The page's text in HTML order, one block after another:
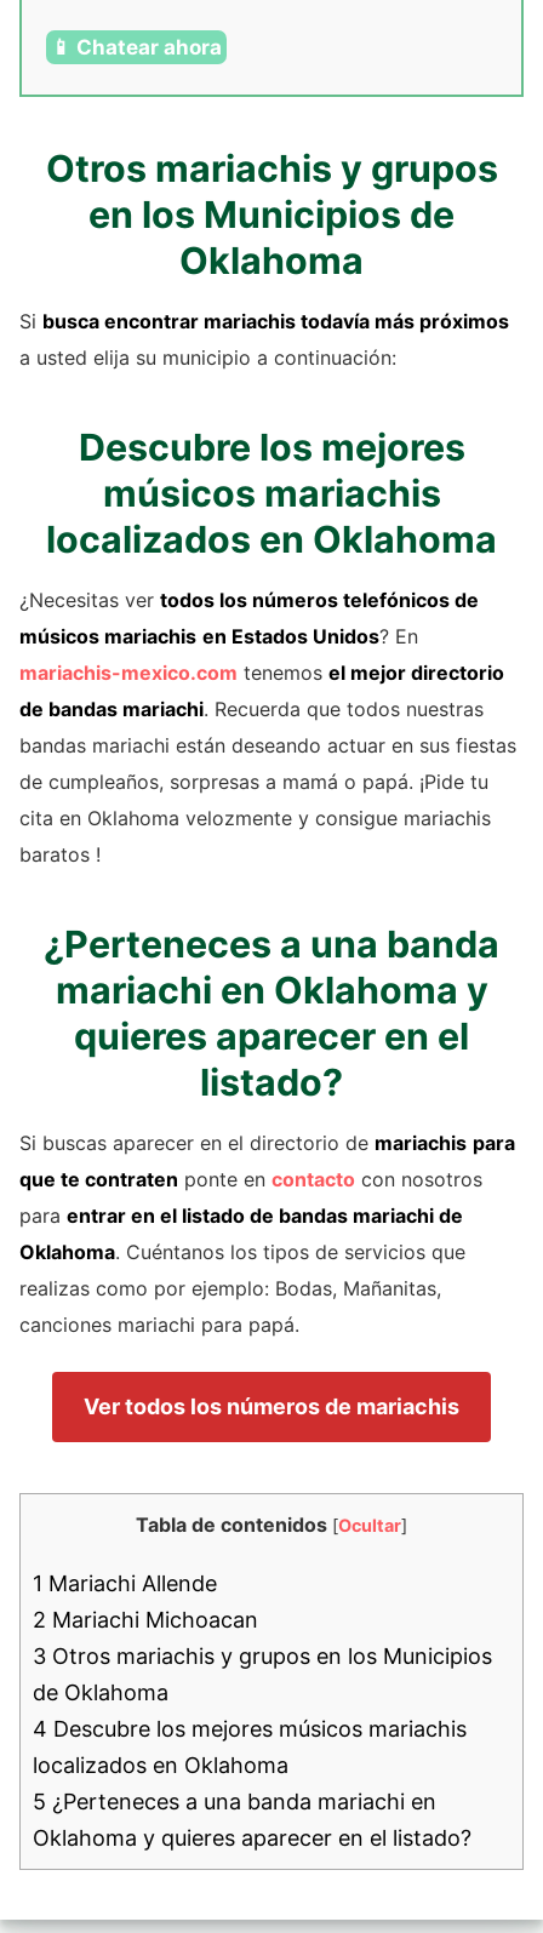
📱 Chatear ahora
Otros mariachis y grupos
en los Municipios de
Oklahoma
Si busca encontrar mariachis todavía más próximos
a usted elija su municipio a continuación:
Descubre los mejores
músicos mariachis
localizados en Oklahoma
¿Necesitas ver todos los números telefónicos de
músicos mariachis en Estados Unidos? En
mariachis-mexico.com tenemos el mejor directorio
de bandas mariachi. Recuerda que todos nuestras
bandas mariachi están deseando actuar en sus fiestas
de cumpleaños, sorpresas a mamá o papá. ¡Pide tu
cita en Oklahoma velozmente y consigue mariachis
baratos !
¿Perteneces a una banda
mariachi en Oklahoma y
quieres aparecer en el
listado?
Si buscas aparecer en el directorio de mariachis para
que te contraten ponte en contacto con nosotros
para entrar en el listado de bandas mariachi de
Oklahoma. Cuéntanos los tipos de servicios que
realizas como por ejemplo: Bodas, Mañanitas,
canciones mariachi para papá.
Ver todos los números de mariachis
Tabla de contenidos [Ocultar]
1 Mariachi Allende
2 Mariachi Michoacan
3 Otros mariachis y grupos en los Municipios
de Oklahoma
4 Descubre los mejores músicos mariachis
localizados en Oklahoma
5 ¿Perteneces a una banda mariachi en
Oklahoma y quieres aparecer en el listado?